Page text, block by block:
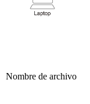
Nombre de archivo